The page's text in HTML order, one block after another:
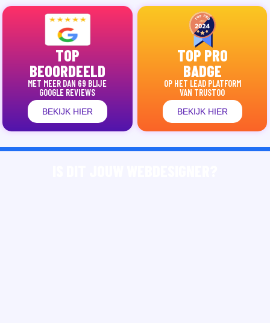
TOP
BEOORDEELD
MET MEER DAN 69 BLIJE
GOOGLE REVIEWS
BEKIJK HIER
TOP PRO
BADGE
OP HET LEAD PLATFORM
VAN TRUSTOO
BEKIJK HIER